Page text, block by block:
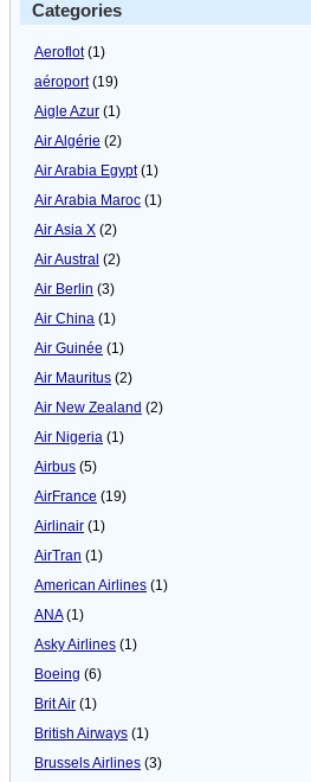
Categories
Aeroflot(1)
aéroport(19)
Aigle Azur (1)
Air Algérie (2)
Air Arabia Egypt(1)
Air Arabia Maroc (1)
Air Asia X (2)
Air Austral (2)
Air Berlin (3)
Air China (1)
Air Guinée (1)
Air Mauritus (2)
Air New Zealand (2)
Air Nigeria (1)
Airbus (5)
AirFrance (19)
Airlinair (1)
AirTran (1)
American Airlines (1)
ANA(1)
Asky Airlines (1)
Boeing (6)
Brit Air (1)
British Airways (1)
Brussels Airlines (3)